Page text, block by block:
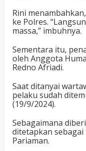
Rini
ke Polres.
massa,” imbuhnya.
Sementara itu,
oleh Anggota
Redno Afriadi.
Saat ditanyai
pelaku sudah
(19/9/2024).
Sebagaimana
ditetapkan
Pariaman.